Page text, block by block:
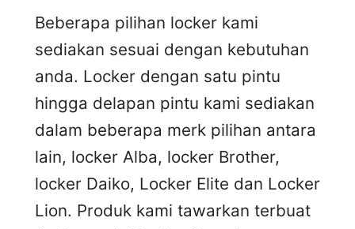
Beberapa pilihan locker kami
sediakan sesuai dengan kebutuhan
anda. Locker dengan satu pintu
hingga delapan pintu kami sediakan
dalam beberapa merk pilihan antara
lain, locker Alba, locker Brother,
locker Daiko, Locker Elite dan Locker
Lion. Produk kami tawarkan terbuat